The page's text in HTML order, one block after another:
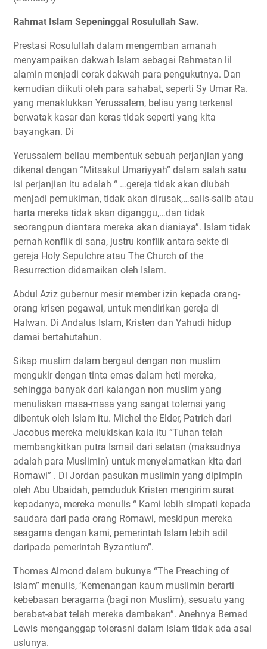
Rahmat Islam Sepeninggal Rosulullah Saw.
Prestasi Rosulullah dalam mengemban amanah
menyampaikan dakwah Islam sebagai Rahmatan lil
alamin menjadi corak dakwah para pengukutnya. Dan
kemudian diikuti oleh para sahabat, seperti Sy Umar Ra.
yang menaklukkan Yerussalem, beliau yang terkenal
berwatak kasar dan keras tidak seperti yang kita
bayangkan. Di
Yerussalem beliau membentuk sebuah perjanjian yang
dikenal dengan “Mitsakul Umariyyah” dalam salah satu
isi perjanjian itu adalah “ …gereja tidak akan diubah
menjadi pemukiman, tidak akan dirusak,…salis-salib atau
harta mereka tidak akan diganggu,…dan tidak
seorangpun diantara mereka akan dianiaya”. Islam tidak
pernah konflik di sana, justru konflik antara sekte di
gereja Holy Sepulchre atau The Church of the
Resurrection didamaikan oleh Islam.
Abdul Aziz gubernur mesir member izin kepada orang-
orang krisen pegawai, untuk mendirikan gereja di
Halwan. Di Andalus Islam, Kristen dan Yahudi hidup
damai bertahutahun.
Sikap muslim dalam bergaul dengan non muslim
mengukir dengan tinta emas dalam heti mereka,
sehingga banyak dari kalangan non muslim yang
menuliskan masa-masa yang sangat tolernsi yang
dibentuk oleh Islam itu. Michel the Elder, Patrich dari
Jacobus mereka melukiskan kala itu “Tuhan telah
membangkitkan putra Ismail dari selatan (maksudnya
adalah para Muslimin) untuk menyelamatkan kita dari
Romawi” . Di Jordan pasukan muslimin yang dipimpin
oleh Abu Ubaidah, pemduduk Kristen mengirim surat
kepadanya, mereka menulis “ Kami lebih simpati kepada
saudara dari pada orang Romawi, meskipun mereka
seagama dengan kami, pemerintah Islam lebih adil
daripada pemerintah Byzantium”.
Thomas Almond dalam bukunya “The Preaching of
Islam” menulis, ‘Kemenangan kaum muslimin berarti
kebebasan beragama (bagi non Muslim), sesuatu yang
berabat-abat telah mereka dambakan”. Anehnya Bernad
Lewis menganggap tolerasni dalam Islam tidak ada asal
uslunya.